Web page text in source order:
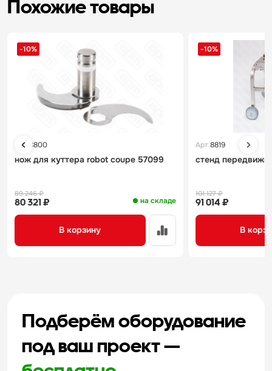
Похожие товары
-10%
Арт. 8800
нож для куттера robot coupe 57099
на складе
80 321 ₽
89 246 ₽
В корзину
-10%
Арт.8819
стенд
91 014 ₽
101 127 ₽
В
Подберём оборудование
под ваш проект —